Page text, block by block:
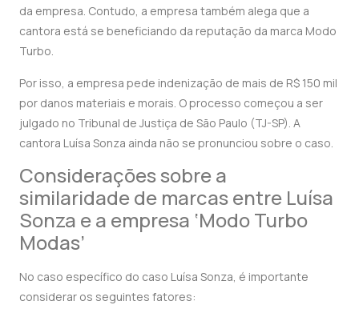
da empresa. Contudo, a empresa também alega que a
cantora está se beneficiando da reputação da marca Modo
Turbo.
Por isso, a empresa pede indenização de mais de R$ 150 mil
por danos materiais e morais. O processo começou a ser
julgado no Tribunal de Justiça de São Paulo (TJ-SP). A
cantora Luísa Sonza ainda não se pronunciou sobre o caso.
Considerações sobre a
similaridade de marcas entre Luísa
Sonza e a empresa ‘Modo Turbo
Modas’
No caso específico do caso Luísa Sonza, é importante
considerar os seguintes fatores: